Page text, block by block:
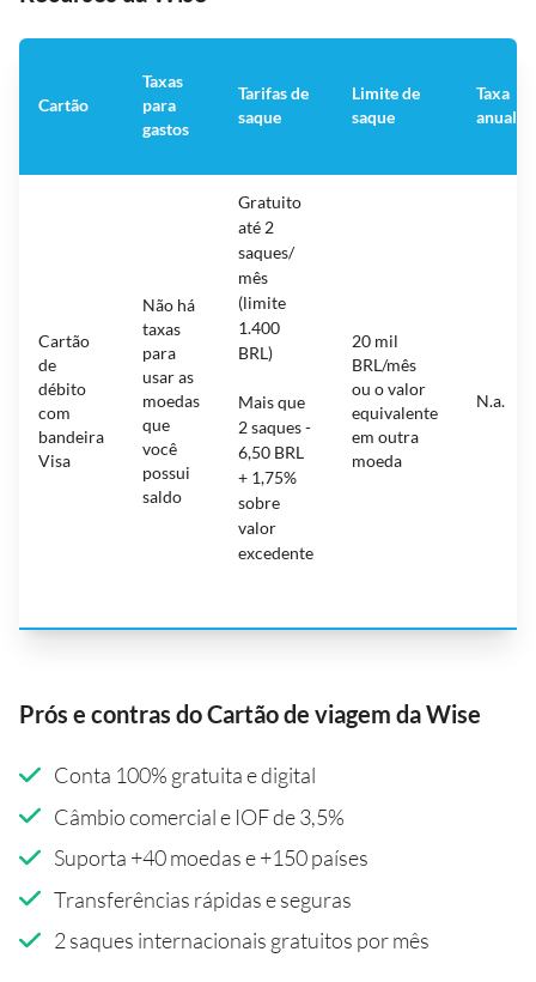
Cartão
Taxas
para
gastos
Tarifas de
saque
Limite de
saque
Taxa
anual
Cartão
de
débito
com
bandeira
Visa
Não há
taxas
para
usar as
moedas
que
você
possui
saldo
Gratuito
até 2
saques/
mês
(limite
1.400
BRL)
Mais que
2 saques -
6,50 BRL
+ 1,75%
sobre
valor
excedente
20 mil
BRL/mês
ou o valor
equivalente
em outra
moeda
N.a.
Prós e contras do Cartão de viagem da Wise
Conta 100% gratuita e digital
Câmbio comercial e IOF de 3,5%
Suporta +40 moedas e +150 países
Transferências rápidas e seguras
2 saques internacionais gratuitos por mês